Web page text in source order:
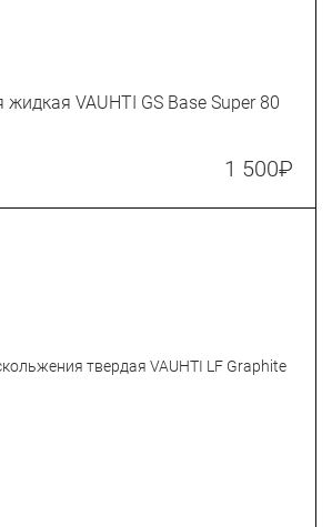
VAUHTI GS Base Super 80
1 500₽